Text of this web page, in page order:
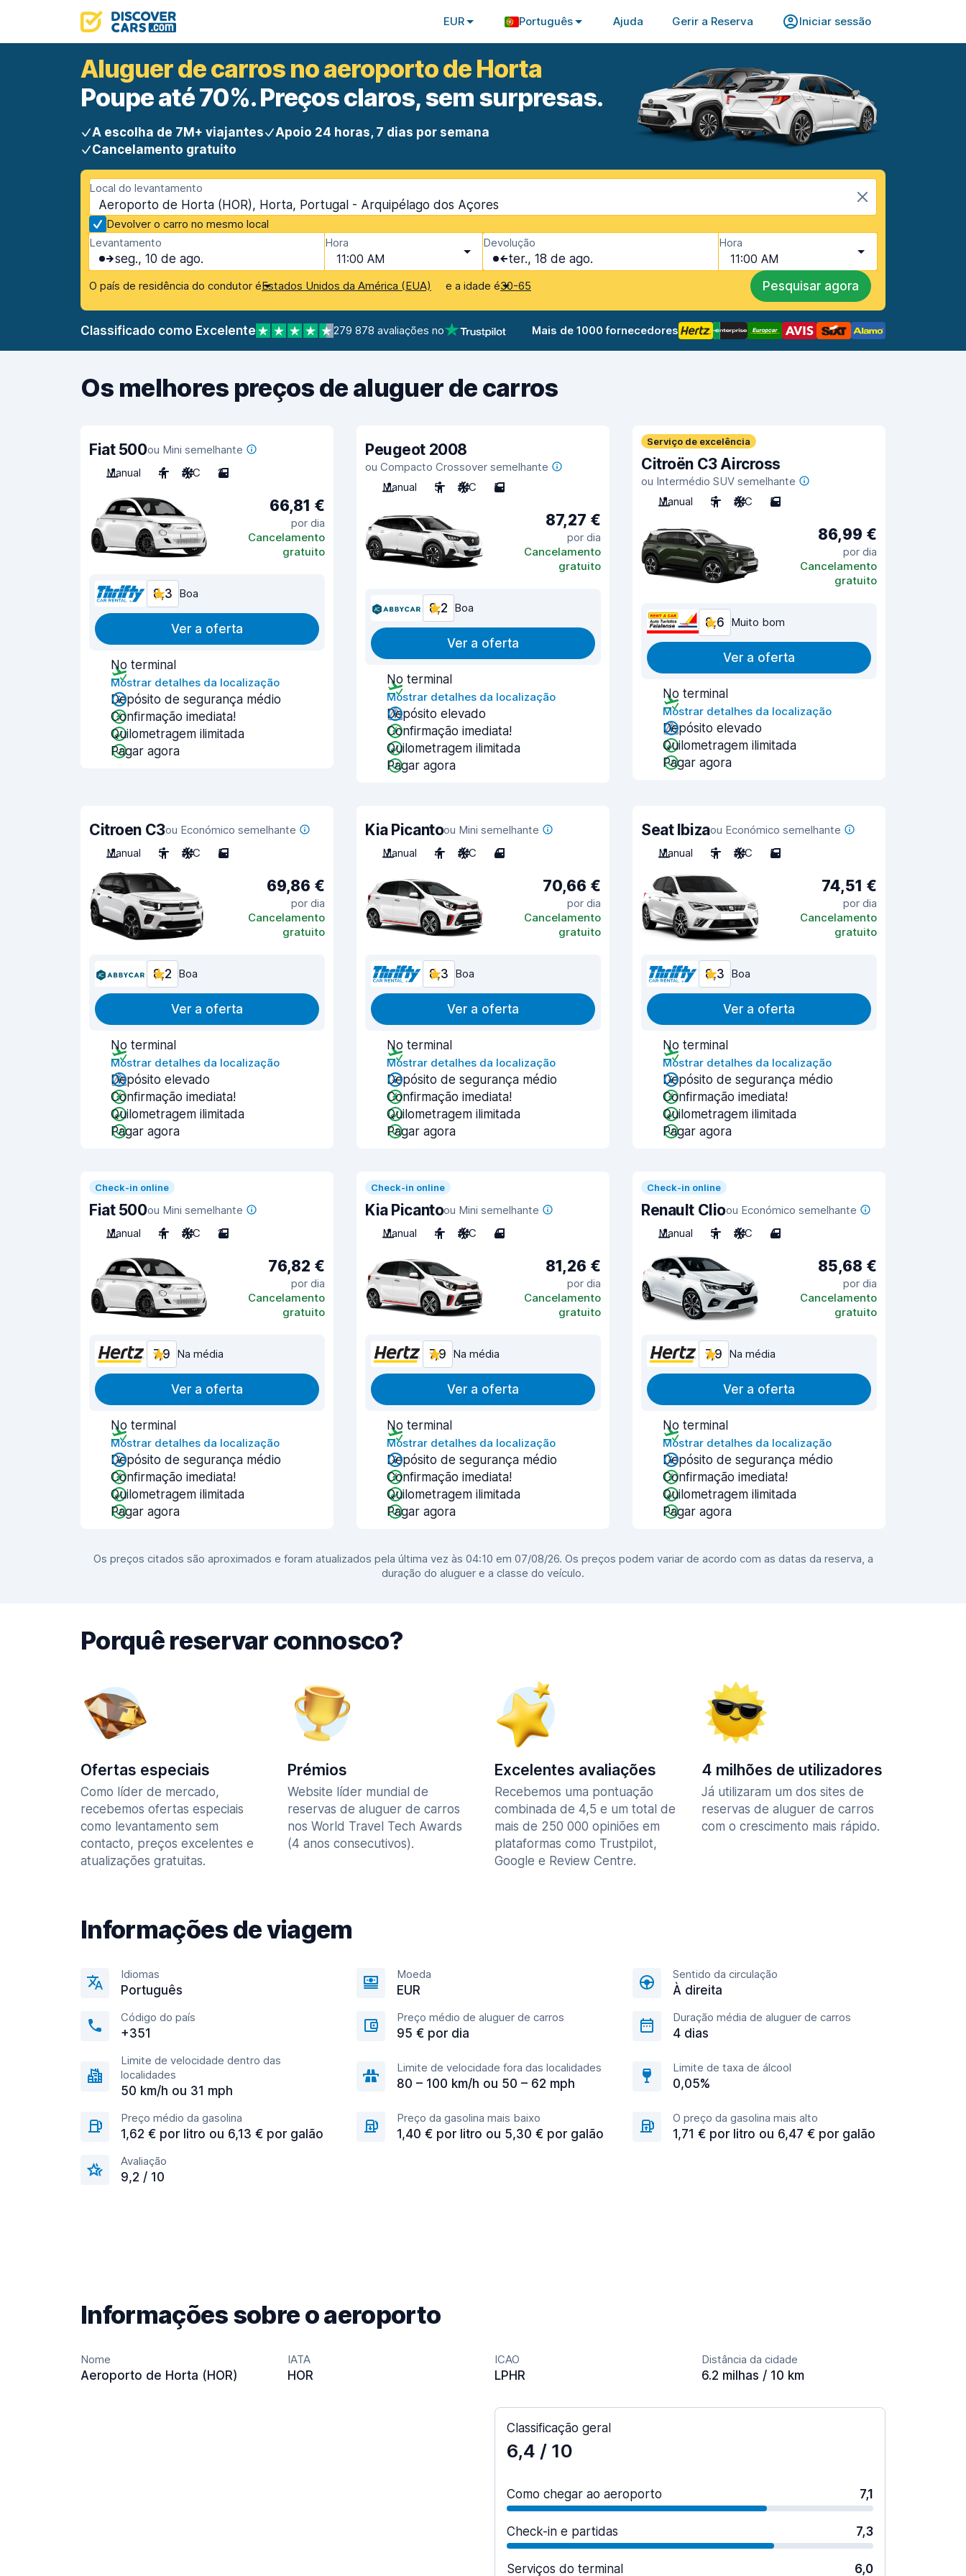
EUR Português Ajuda Gerir a Reserva Iniciar sessão
Aluguer de carros no aeroporto de Horta
Poupe até 70%. Preços claros, sem surpresas.
A escolha de 7M+ viajantes
Apoio 24 horas, 7 dias por semana
Cancelamento gratuito
Local do levantamento
Aeroporto de Horta (HOR), Horta, Portugal - Arquipélago dos Açores
Devolver o carro no mesmo local
Levantamento
seg., 10 de ago.
Hora
11:00 AM
Devolução
ter., 18 de ago.
Hora
11:00 AM
O país de residência do condutor éEstados Unidos da América (EUA) e a idade é30-65 Pesquisar agora
Classificado como Excelente 279 878 avaliações no Mais de 1000 fornecedores
Os melhores preços de aluguer de carros
Fiat 500ou Mini semelhante
Manual
4 A/C 2
66,81 €
por dia
Cancelamento
gratuito
8,3 Boa
Ver a oferta
No terminal
Mostrar detalhes da localização
Depósito de segurança médio
Confirmação imediata!
Quilometragem ilimitada
Pagar agora
Peugeot 2008
ou Compacto Crossover semelhante
Manual
5 A/C 5
87,27 €
por dia
Cancelamento
gratuito
8,2 Boa
Ver a oferta
No terminal
Mostrar detalhes da localização
Depósito elevado
Confirmação imediata!
Quilometragem ilimitada
Pagar agora
Serviço de excelência
Citroën C3 Aircross
ou Intermédio SUV semelhante
Manual
5 A/C 5
86,99 €
por dia
Cancelamento
gratuito
8,6 Muito bom
Ver a oferta
No terminal
Mostrar detalhes da localização
Depósito elevado
Quilometragem ilimitada
Pagar agora
Citroen C3ou Económico semelhante
Manual
5 A/C 5
69,86 €
por dia
Cancelamento
gratuito
8,2 Boa
Ver a oferta
No terminal
Mostrar detalhes da localização
Depósito elevado
Confirmação imediata!
Quilometragem ilimitada
Pagar agora
Kia Picantoou Mini semelhante
Manual
4 A/C 4
70,66 €
por dia
Cancelamento
gratuito
8,3 Boa
Ver a oferta
No terminal
Mostrar detalhes da localização
Depósito de segurança médio
Confirmação imediata!
Quilometragem ilimitada
Pagar agora
Seat Ibizaou Económico semelhante
Manual
5 A/C 5
74,51 €
por dia
Cancelamento
gratuito
8,3 Boa
Ver a oferta
No terminal
Mostrar detalhes da localização
Depósito de segurança médio
Confirmação imediata!
Quilometragem ilimitada
Pagar agora
Check-in online
Fiat 500ou Mini semelhante
Manual
4 A/C 2
76,82 €
por dia
Cancelamento
gratuito
7,9 Na média
Ver a oferta
No terminal
Mostrar detalhes da localização
Depósito de segurança médio
Confirmação imediata!
Quilometragem ilimitada
Pagar agora
Check-in online
Kia Picantoou Mini semelhante
Manual
4 A/C 4
81,26 €
por dia
Cancelamento
gratuito
7,9 Na média
Ver a oferta
No terminal
Mostrar detalhes da localização
Depósito de segurança médio
Confirmação imediata!
Quilometragem ilimitada
Pagar agora
Check-in online
Renault Clioou Económico semelhante
Manual
5 A/C 4
85,68 €
por dia
Cancelamento
gratuito
7,9 Na média
Ver a oferta
No terminal
Mostrar detalhes da localização
Depósito de segurança médio
Confirmação imediata!
Quilometragem ilimitada
Pagar agora
Os preços citados são aproximados e foram atualizados pela última vez às 04:10 em 07/08/26. Os preços podem variar de acordo com as datas da reserva, a
duração do aluguer e a classe do veículo.
Porquê reservar connosco?
Ofertas especiais
Como líder de mercado,
recebemos ofertas especiais
como levantamento sem
contacto, preços excelentes e
atualizações gratuitas.
Prémios
Website líder mundial de
reservas de aluguer de carros
nos World Travel Tech Awards
(4 anos consecutivos).
Excelentes avaliações
Recebemos uma pontuação
combinada de 4,5 e um total de
mais de 250 000 opiniões em
plataformas como Trustpilot,
Google e Review Centre.
4 milhões de utilizadores
Já utilizaram um dos sites de
reservas de aluguer de carros
com o crescimento mais rápido.
Informações de viagem
Idiomas
Português
Moeda
EUR
Sentido da circulação
À direita
Código do país
+351
Preço médio de aluguer de carros
95 € por dia
Duração média de aluguer de carros
4 dias
Limite de velocidade dentro das
localidades
50 km/h ou 31 mph
Limite de velocidade fora das localidades
80 – 100 km/h ou 50 – 62 mph
Limite de taxa de álcool
0,05%
Preço médio da gasolina
1,62 € por litro ou 6,13 € por galão
Preço da gasolina mais baixo
1,40 € por litro ou 5,30 € por galão
O preço da gasolina mais alto
1,71 € por litro ou 6,47 € por galão
Avaliação
9,2 / 10
Informações sobre o aeroporto
Nome
Aeroporto de Horta (HOR)
IATA
HOR
ICAO
LPHR
Distância da cidade
6.2 milhas / 10 km
Classificação geral
6,4 / 10
Como chegar ao aeroporto 7,1
Check-in e partidas 7,3
Serviços do terminal 6,0